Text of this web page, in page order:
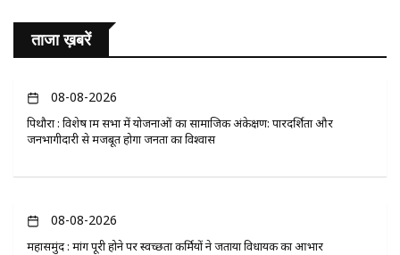
ताजा ख़बरें
08-08-2026
पिथौरा : विशेष ग्राम सभा में योजनाओं का सामाजिक अंकेक्षण: पारदर्शिता और
जनभागीदारी से मजबूत होगा जनता का विश्वास
08-08-2026
महासमुंद : मांग पूरी होने पर स्वच्छता कर्मियों ने जताया विधायक का आभार